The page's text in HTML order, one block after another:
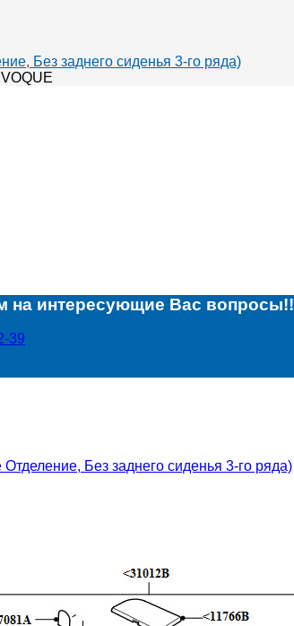
Без заднего сиденья 3-го ряда)
на интересующие Вас вопросы!!
39
Без заднего сиденья 3-го ряда)